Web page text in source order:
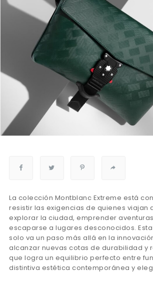
La colección Montblanc Extreme está
resistir las exigencias de quienes viajan
explorar la ciudad, emprender
escaparse a lugares desconocidos.
solo va un paso más allá en la
alcanzar nuevas cotas de durabilidad y
que logra un equilibrio perfecto entre
distintiva estética contemporánea y